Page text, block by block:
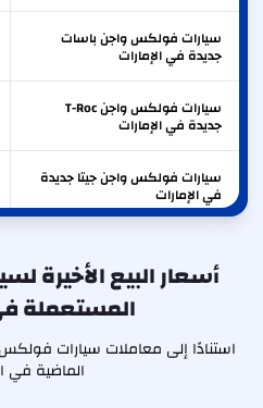
سيارات فولكس واجن باسات
جديدة في الإمارات
سيارات فولكس واجن T-Roc
جديدة في الإمارات
سيارات فولكس واجن جيتا جديدة
في الإمارات
أسعار البيع الأخيرة
المستعملة
الماضية في